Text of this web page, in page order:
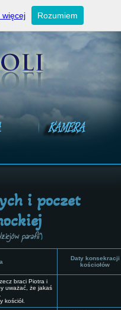
Ogłoszenia niedzielne
i poczet
parafii")
Daty konsekracji
kościołów
braci Piotra i
uważać, że jakaś
kościół.
więcej Rozumiem